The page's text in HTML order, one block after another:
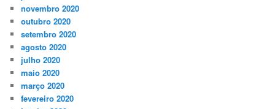
novembro 2020
outubro 2020
setembro 2020
agosto 2020
julho 2020
maio 2020
março 2020
fevereiro 2020